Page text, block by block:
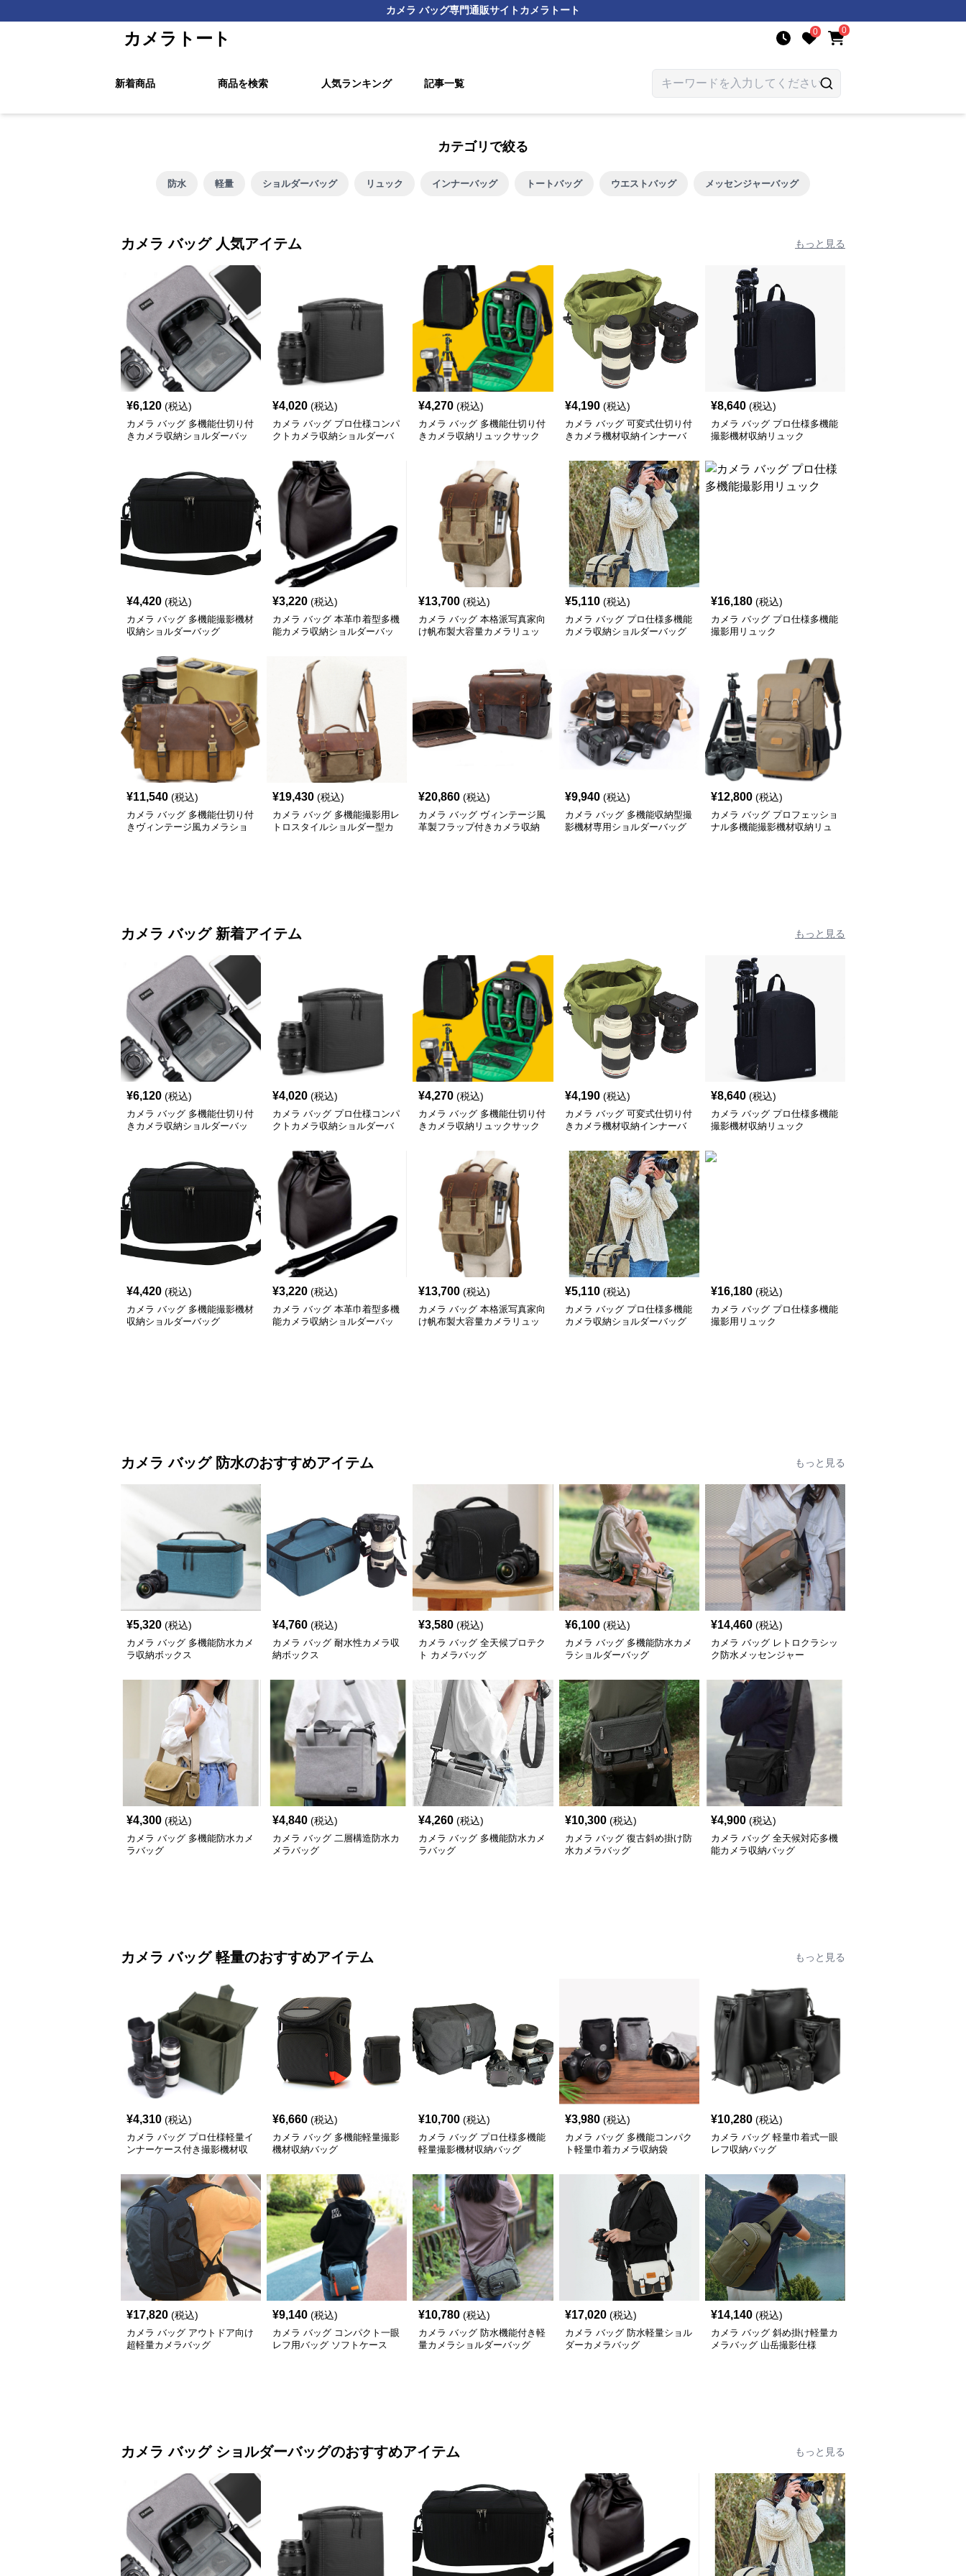
カメラ バッグ専門通販サイトカメラトート
カメラトート 0 0
新着商品 商品を検索 人気ランキング 記事一覧
カテゴリで絞る
防水 軽量 ショルダーバッグ リュック インナーバッグ トートバッグ ウエストバッグ メッセンジャーバッグ
カメラ バッグ 人気アイテム もっと見る
¥6,120 (税込)
カメラ バッグ 多機能仕切り付
きカメラ収納ショルダーバッ
¥4,020 (税込)
カメラ バッグ プロ仕様コンパ
クトカメラ収納ショルダーバ
¥4,270 (税込)
カメラ バッグ 多機能仕切り付
きカメラ収納リュックサック
¥4,190 (税込)
カメラ バッグ 可変式仕切り付
きカメラ機材収納インナーバ
¥8,640 (税込)
カメラ バッグ プロ仕様多機能
撮影機材収納リュック
¥4,420 (税込)
カメラ バッグ 多機能撮影機材
収納ショルダーバッグ
¥3,220 (税込)
カメラ バッグ 本革巾着型多機
能カメラ収納ショルダーバッ
¥13,700 (税込)
カメラ バッグ 本格派写真家向
け帆布製大容量カメラリュッ
¥5,110 (税込)
カメラ バッグ プロ仕様多機能
カメラ収納ショルダーバッグ
¥16,180 (税込)
カメラ バッグ プロ仕様多機能
撮影用リュック
¥11,540 (税込)
カメラ バッグ 多機能仕切り付
きヴィンテージ風カメラショ
¥19,430 (税込)
カメラ バッグ 多機能撮影用レ
トロスタイルショルダー型カ
¥20,860 (税込)
カメラ バッグ ヴィンテージ風
革製フラップ付きカメラ収納
¥9,940 (税込)
カメラ バッグ 多機能収納型撮
影機材専用ショルダーバッグ
¥12,800 (税込)
カメラ バッグ プロフェッショ
ナル多機能撮影機材収納リュ
カメラ バッグ 新着アイテム もっと見る
¥6,120 (税込)
カメラ バッグ 多機能仕切り付
きカメラ収納ショルダーバッ
¥4,020 (税込)
カメラ バッグ プロ仕様コンパ
クトカメラ収納ショルダーバ
¥4,270 (税込)
カメラ バッグ 多機能仕切り付
きカメラ収納リュックサック
¥4,190 (税込)
カメラ バッグ 可変式仕切り付
きカメラ機材収納インナーバ
¥8,640 (税込)
カメラ バッグ プロ仕様多機能
撮影機材収納リュック
¥4,420 (税込)
カメラ バッグ 多機能撮影機材
収納ショルダーバッグ
¥3,220 (税込)
カメラ バッグ 本革巾着型多機
能カメラ収納ショルダーバッ
¥13,700 (税込)
カメラ バッグ 本格派写真家向
け帆布製大容量カメラリュッ
¥5,110 (税込)
カメラ バッグ プロ仕様多機能
カメラ収納ショルダーバッグ
¥16,180 (税込)
カメラ バッグ プロ仕様多機能
撮影用リュック
カメラ バッグ 防水のおすすめアイテム もっと見る
¥5,320 (税込)
カメラ バッグ 多機能防水カメ
ラ収納ボックス
¥4,760 (税込)
カメラ バッグ 耐水性カメラ収
納ボックス
¥3,580 (税込)
カメラ バッグ 全天候プロテク
ト カメラバッグ
¥6,100 (税込)
カメラ バッグ 多機能防水カメ
ラショルダーバッグ
¥14,460 (税込)
カメラ バッグ レトロクラシッ
ク防水メッセンジャー
¥4,300 (税込)
カメラ バッグ 多機能防水カメ
ラバッグ
¥4,840 (税込)
カメラ バッグ 二層構造防水カ
メラバッグ
¥4,260 (税込)
カメラ バッグ 多機能防水カメ
ラバッグ
¥10,300 (税込)
カメラ バッグ 復古斜め掛け防
水カメラバッグ
¥4,900 (税込)
カメラ バッグ 全天候対応多機
能カメラ収納バッグ
カメラ バッグ 軽量のおすすめアイテム もっと見る
¥4,310 (税込)
カメラ バッグ プロ仕様軽量イ
ンナーケース付き撮影機材収
¥6,660 (税込)
カメラ バッグ 多機能軽量撮影
機材収納バッグ
¥10,700 (税込)
カメラ バッグ プロ仕様多機能
軽量撮影機材収納バッグ
¥3,980 (税込)
カメラ バッグ 多機能コンパク
ト軽量巾着カメラ収納袋
¥10,280 (税込)
カメラ バッグ 軽量巾着式一眼
レフ収納バッグ
¥17,820 (税込)
カメラ バッグ アウトドア向け
超軽量カメラバッグ
¥9,140 (税込)
カメラ バッグ コンパクト一眼
レフ用バッグ ソフトケース
¥10,780 (税込)
カメラ バッグ 防水機能付き軽
量カメラショルダーバッグ
¥17,020 (税込)
カメラ バッグ 防水軽量ショル
ダーカメラバッグ
¥14,140 (税込)
カメラ バッグ 斜め掛け軽量カ
メラバッグ 山岳撮影仕様
カメラ バッグ ショルダーバッグのおすすめアイテム もっと見る